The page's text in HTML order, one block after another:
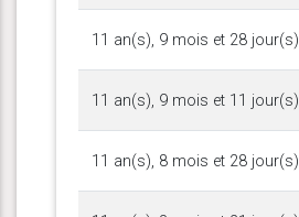
11 an(s), 9 mois et 28 jour(s)
11 an(s), 9 mois et 11 jour(s)
11 an(s), 8 mois et 28 jour(s)